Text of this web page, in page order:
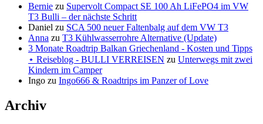
Bernie zu Supervolt Compact SE 100 Ah LiFePO4 im VW
T3 Bulli – der nächste Schritt
Daniel zu SCA 500 neuer Faltenbalg auf dem VW T3
Anna zu T3 Kühlwasserrohre Alternative (Update)
3 Monate Roadtrip Balkan Griechenland - Kosten und Tipps
⋆ Reiseblog - BULLI VERREISEN zu Unterwegs mit zwei
Kindern im Camper
Ingo zu Ingo666 & Roadtrips im Panzer of Love
Archiv